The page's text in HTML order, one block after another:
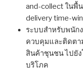
and-collect ในพื้
delivery time-
ระบบสำหรับพนัก
ควบคุมและติดตา
สินค้าชุนชน ไปยัง
บริโภค